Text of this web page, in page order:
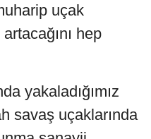
uçak
hep
yakaladığımız
savaş uçaklarında